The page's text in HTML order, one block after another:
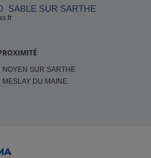
SABLE SUR SARTHE
NOYEN SUR SARTHE
MESLAY DU MAINE